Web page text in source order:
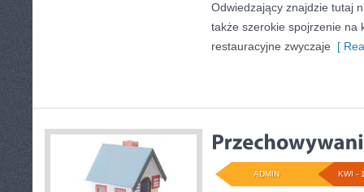
Odwiedzający znajdzie tutaj
także szerokie spojrzenie na
restauracyjne zwyczaje [
KWI -
ADMIN